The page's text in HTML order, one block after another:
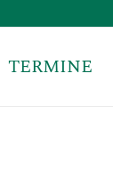
TERMINE